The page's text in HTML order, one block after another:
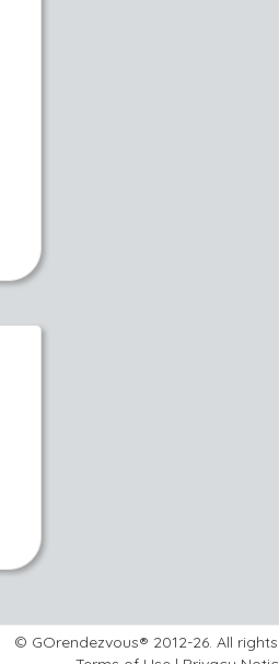
© GOrendezvous® 2012-26. All